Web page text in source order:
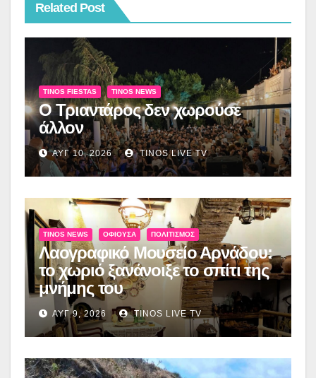
Related Post
TINOS FIESTAS TINOS NEWS
Ο Τριαντάρος δεν χωρούσε
άλλον
ΑΥΓ 10, 2026 TINOS LIVE TV
TINOS NEWS ΟΦΙΟΎΣΑ ΠΟΛΙΤΙΣΜΌΣ
Λαογραφικό Μουσείο Αρνάδου:
το χωριό ξανάνοιξε το σπίτι της
μνήμης του
ΑΥΓ 9, 2026 TINOS LIVE TV